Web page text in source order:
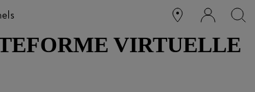
VIRTUELLE